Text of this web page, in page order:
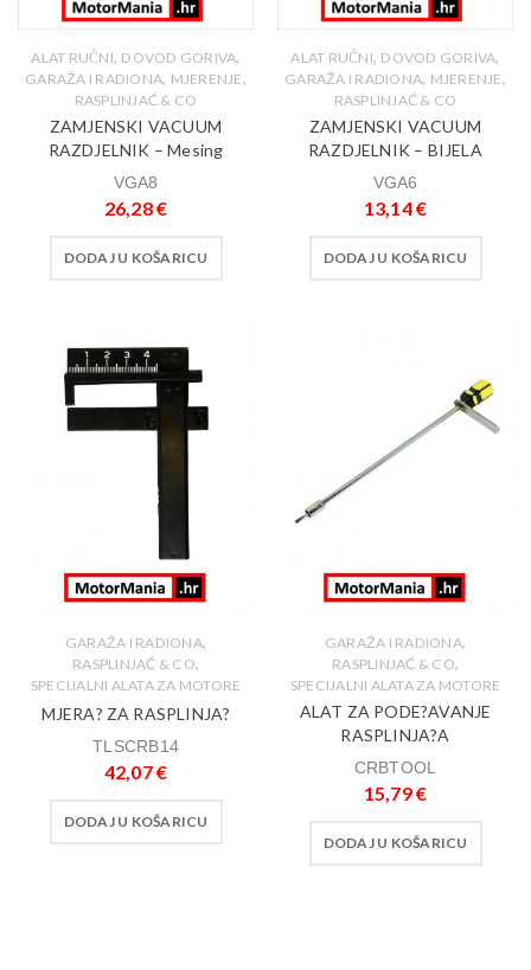
ALAT RUČNI, DOVOD GORIVA,
GARAŽA I RADIONA, MJERENJE,
RASPLINJAĆ & CO
ZAMJENSKI VACUUM
RAZDJELNIK – Mesing
VGA8
26,28€
DODAJ U KOŠARICU
ALAT RUČNI, DOVOD GORIVA,
GARAŽA I RADIONA, MJERENJE,
RASPLINJAĆ & CO
ZAMJENSKI VACUUM
RAZDJELNIK – BIJELA
VGA6
13,14€
DODAJ U KOŠARICU
GARAŽA I RADIONA,
RASPLINJAĆ & CO,
SPECIJALNI ALATA ZA MOTORE
MJERA? ZA RASPLINJA?
TLSCRB14
42,07€
DODAJ U KOŠARICU
GARAŽA I RADIONA,
RASPLINJAĆ & CO,
SPECIJALNI ALATA ZA MOTORE
ALAT ZA PODE?AVANJE
RASPLINJA?A
CRBTOOL
15,79€
DODAJ U KOŠARICU